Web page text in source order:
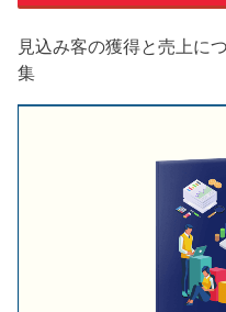
見込み客の獲得と売上に
集